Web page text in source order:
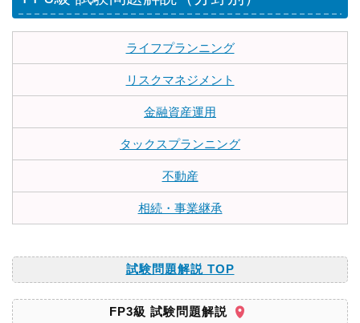
ライフプランニング
リスクマネジメント
金融資産運用
タックスプランニング
不動産
相続・事業継承
試験問題解説 TOP
FP3級 試験問題解説